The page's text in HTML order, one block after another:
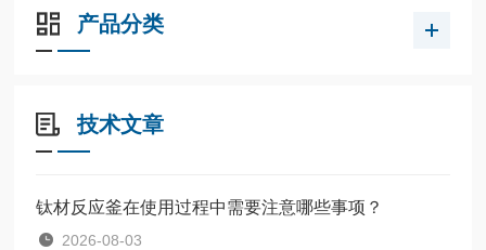
产品分类
技术文章
钛材反应釜在使用过程中需要注意哪些事项？
2026-08-03